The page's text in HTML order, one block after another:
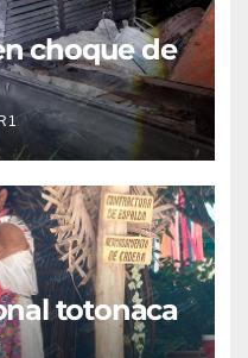
choque de
totonaca